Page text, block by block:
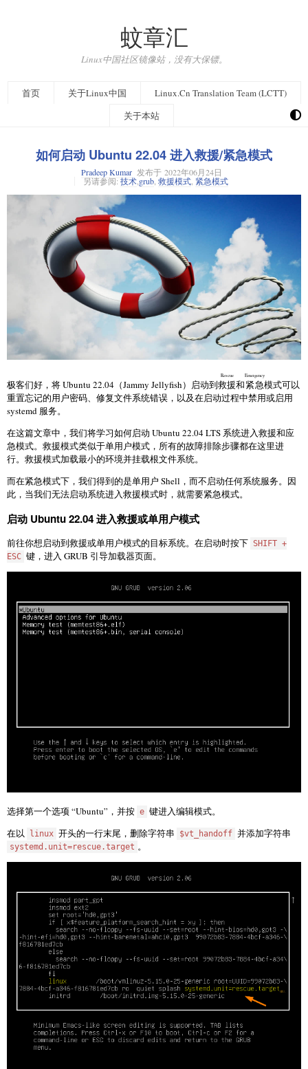
蚊章汇
Linux中国社区镜像站，没有大保镖。
首页 关于Linux中国
Linux.Cn Translation Team (LCTT)
关于本站
如何启动 Ubuntu 22.04 进入救援/紧急模式
Pradeep Kumar 发布于 2022年06月24日
另请参阅: 技术 grub 救援模式 紧急模式
极客们好，将 Ubuntu 22.04（Jammy Jellyfish）启动到救援
Rescue
和紧急
Emergency
模式可以
重置忘记的用户密码、修复文件系统错误，以及在启动过程中禁用或启用
systemd 服务。
在这篇文章中，我们将学习如何启动 Ubuntu 22.04 LTS 系统进入救援和应
急模式。救援模式类似于单用户模式，所有的故障排除步骤都在这里进
行。救援模式加载最小的环境并挂载根文件系统。
而在紧急模式下，我们得到的是单用户 Shell，而不启动任何系统服务。因
此，当我们无法启动系统进入救援模式时，就需要紧急模式。
启动 Ubuntu 22.04 进入救援或单用户模式
前往你想启动到救援或单用户模式的目标系统。在启动时按下 SHIFT +
ESC 键，进入 GRUB 引导加载器页面。
选择第一个选项 “Ubuntu”，并按 e 键进入编辑模式。
在以
linux 开头的一行末尾，删除字符串 $vt_handoff 并添加字符串
systemd.unit=rescue.target 。